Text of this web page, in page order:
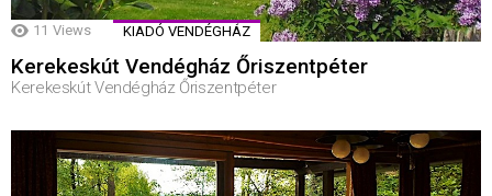
11 Views KIADÓ VENDÉGHÁZ
Kerekeskút Vendégház Őriszentpéter
Kerekeskút Vendégház Őriszentpéter